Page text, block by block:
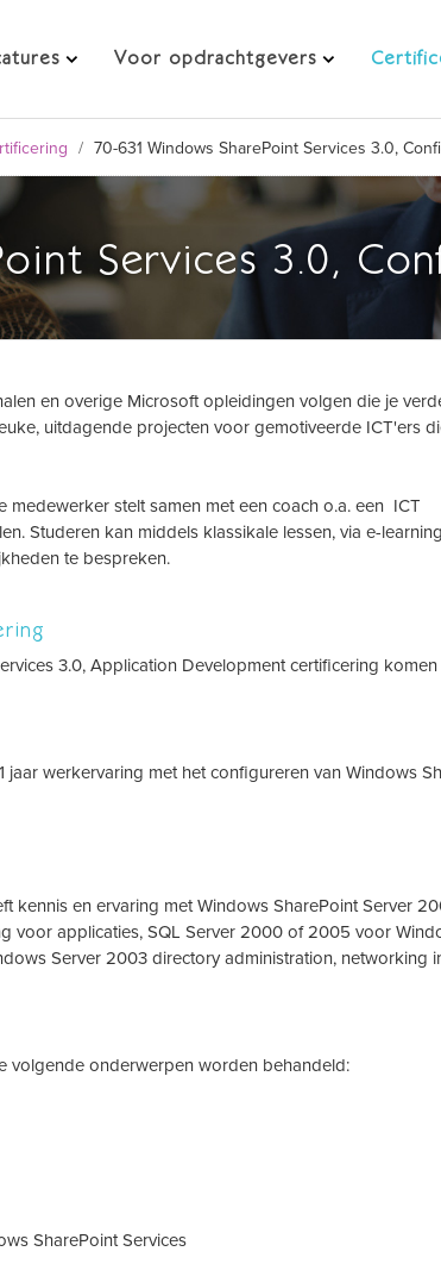
Voor opdrachtgevers
/ 70-631 Windows SharePoint Services 3.0,
Services 3.0,
en overige Microsoft opleidingen volgen die je
uitdagende projecten voor gemotiveerde ICT'ers
stelt samen met een coach o.a. een ICT
Studeren kan middels klassikale lessen, via e-
te bespreken.
3.0, Application Development certificering
werkervaring met het configureren van Windows
kennis en ervaring met Windows SharePoint Server
voor applicaties, SQL Server 2000 of 2005 voor
Server 2003 directory administration, networking
volgende onderwerpen worden behandeld:
SharePoint Services